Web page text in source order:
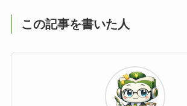
この記事を書いた人